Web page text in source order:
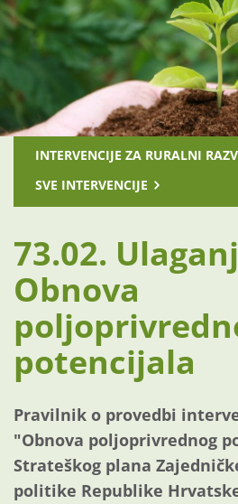
INTERVENCIJE ZA RURALNI
SVE INTERVENCIJE
73.02.
Obnova
potencijala
Pravilnik o provedbi
"Obnova poljoprivrednog
Strateškog plana
politike Republike Hrvatske